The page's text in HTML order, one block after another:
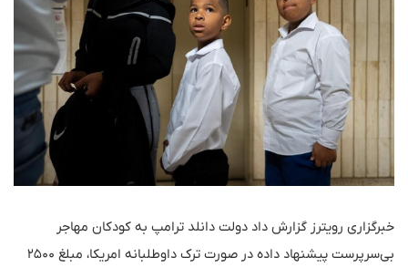
خبرگزاری رویترز گزارش داد دولت دانلد ترامپ به کودکان مهاجر
بی‌سرپرست پیشنهاد داده در صورت ترک داوطلبانه امریکا، مبلغ ۲۵۰۰